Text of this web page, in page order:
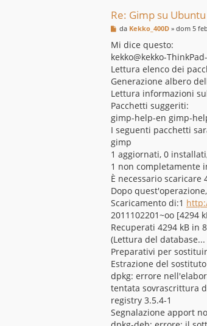
Re: Gimp su
M
s
s
a
g
g
i
o
da Kekko_400D » dom 5
Mi dice questo:
kekko@kekko-
Lettura elenco dei
Generazione albero
Lettura informazioni
Pacchetti suggeriti:
gimp-help-en gimp-
I seguenti pacchetti
gimp
1 aggiornati, 0
1 non completamente
È necessario scaricare
Dopo
Scaricamento di:1
2011102201~oo [4294
Recuperati 4294 kB in
(Lettura del
Preparativi per
Estrazione del
dpkg: errore
tentata sovrascrittura
registry 3.5.4-1
Segnalazione apport